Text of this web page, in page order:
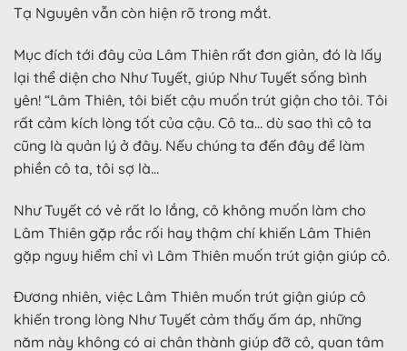
Tạ Nguyên vẫn còn hiện rõ trong mắt.
Mục đích tới đây của Lâm Thiên rất đơn giản, đó là lấy
lại thể diện cho Như Tuyết, giúp Như Tuyết sống bình
yên! “Lâm Thiên, tôi biết cậu muốn trút giận cho tôi. Tôi
rất cảm kích lòng tốt của cậu. Cô ta… dù sao thì cô ta
cũng là quản lý ở đây. Nếu chúng ta đến đây để làm
phiền cô ta, tôi sợ là…
Như Tuyết có vẻ rất lo lắng, cô không muốn làm cho
Lâm Thiên gặp rắc rối hay thậm chí khiến Lâm Thiên
gặp nguy hiểm chỉ vì Lâm Thiên muốn trút giận giúp cô.
Đương nhiên, việc Lâm Thiên muốn trút giận giúp cô
khiến trong lòng Như Tuyết cảm thấy ấm áp, những
năm này không có ai chân thành giúp đỡ cô, quan tâm